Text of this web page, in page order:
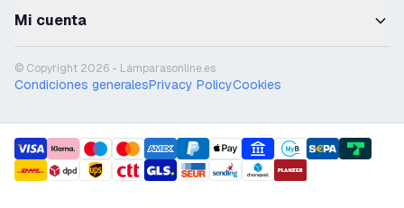
Mi cuenta
© Copyright 2026 - Lámparasonline.es
Condiciones generalesPrivacy PolicyCookies
payment methods
shipment methods